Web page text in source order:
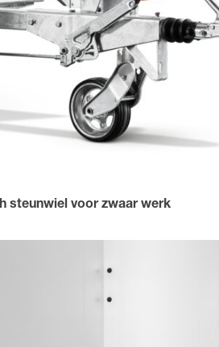
steunwiel voor zwaar werk